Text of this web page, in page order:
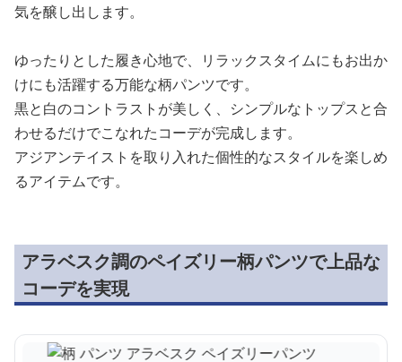
気を醸し出します。
ゆったりとした履き心地で、リラックスタイムにもお出か
けにも活躍する万能な柄パンツです。
黒と白のコントラストが美しく、シンプルなトップスと合
わせるだけでこなれたコーデが完成します。
アジアンテイストを取り入れた個性的なスタイルを楽しめ
るアイテムです。
アラベスク調のペイズリー柄パンツで上品な
コーデを実現